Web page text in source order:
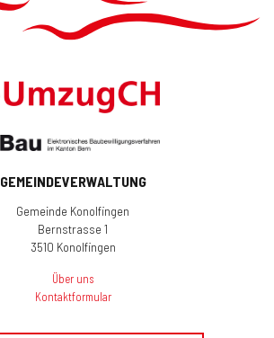
GEMEINDEVERWALTUNG
Gemeinde Konolfingen
Bernstrasse 1
3510 Konolfingen
Über uns
Kontaktformular